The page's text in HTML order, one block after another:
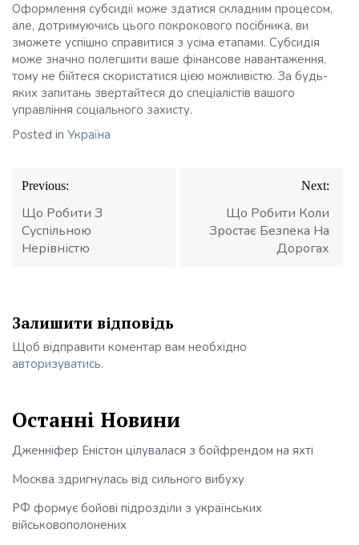
Оформлення субсидії може здатися складним процесом,
але, дотримуючись цього покрокового посібника, ви
зможете успішно справитися з усіма етапами. Субсидія
може значно полегшити ваше фінансове навантаження,
тому не бійтеся скористатися цією можливістю. За будь-
яких запитань звертайтеся до спеціалістів вашого
управління соціального захисту.
Posted in Україна
Навігація
записів
Previous:
Що Робити З
Суспільною
Нерівністю
Next:
Що Робити Коли
Зростає Безпека На
Дорогах
Залишити відповідь
Щоб відправити коментар вам необхідно
авторизуватись.
Останні Новини
Дженніфер Еністон цілувалася з бойфрендом на яхті
Москва здригнулась від сильного вибуху
РФ формує бойові підрозділи з українських
військовополонених